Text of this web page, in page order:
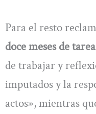
Para el resto
doce meses de
de trabajar y
imputados y la
actos», mientras